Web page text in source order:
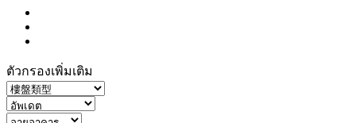
ตัวกรองเพิ่มเติม